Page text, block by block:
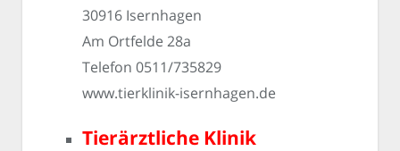
30916 Isernhagen
Am Ortfelde 28a
Telefon 0511/735829
www.tierklinik-isernhagen.de
Tierärztliche Klinik